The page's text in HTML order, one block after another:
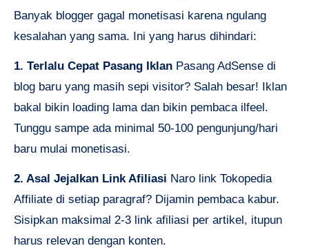
Banyak blogger gagal monetisasi karena ngulang
kesalahan yang sama. Ini yang harus dihindari:
1. Terlalu Cepat Pasang Iklan Pasang AdSense di
blog baru yang masih sepi visitor? Salah besar! Iklan
bakal bikin loading lama dan bikin pembaca ilfeel.
Tunggu sampe ada minimal 50-100 pengunjung/hari
baru mulai monetisasi.
2. Asal Jejalkan Link Afiliasi Naro link Tokopedia
Affiliate di setiap paragraf? Dijamin pembaca kabur.
Sisipkan maksimal 2-3 link afiliasi per artikel, itupun
harus relevan dengan konten.